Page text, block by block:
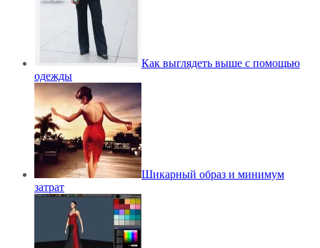
Как выглядеть выше с помощью
одежды
Шикарный образ и минимум
затрат